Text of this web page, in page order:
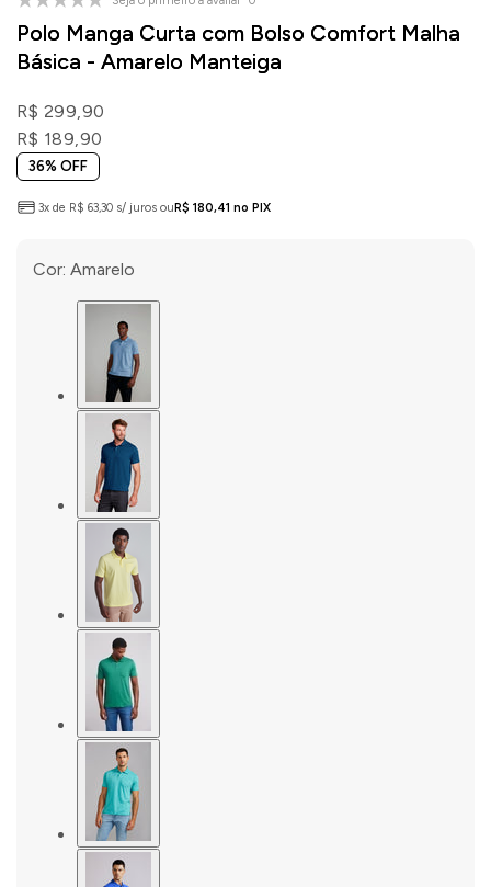
Polo Manga Curta com Bolso Comfort Malha
Básica - Amarelo Manteiga
R$ 299,90
R$ 189,90
36% OFF
3x de R$ 63,30 s/ juros ouR$ 180,41 no PIX
Cor: Amarelo